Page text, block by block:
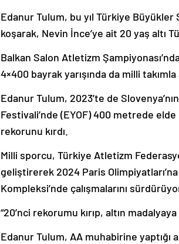
Edanur Tulum, bu yıl Türkiye
koşarak, Nevin İnce’ye ait 20 yaş altı
Balkan Salon Atletizm
4×400 bayrak yarışında da milli
Edanur Tulum, 2023’te de
Festivali’nde (EYOF) 400 metrede
rekorunu kırdı.
Milli sporcu, Türkiye Atletizm
geliştirerek 2024 Paris
Kompleksi’nde çalışmalarını
“20’nci rekorumu kırıp, altın madalyaya
Edanur Tulum, AA muhabirine yaptığı